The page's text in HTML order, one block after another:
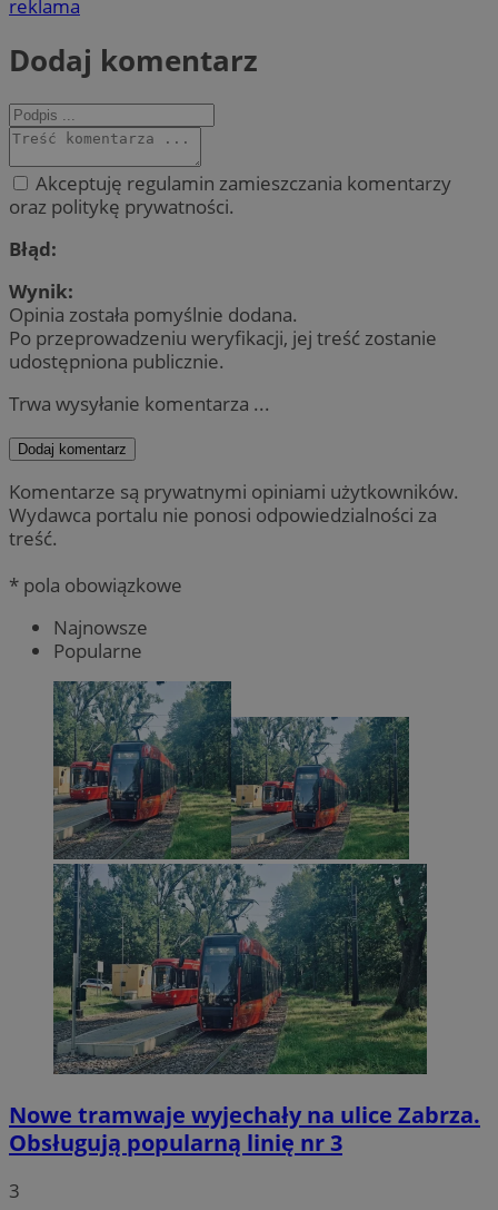
reklama
Dodaj komentarz
Akceptuję regulamin zamieszczania komentarzy
oraz politykę prywatności.
Błąd:
Wynik:
Opinia została pomyślnie dodana.
Po przeprowadzeniu weryfikacji, jej treść zostanie
udostępniona publicznie.
Trwa wysyłanie komentarza ...
Dodaj komentarz
Komentarze są prywatnymi opiniami użytkowników.
Wydawca portalu nie ponosi odpowiedzialności za
treść.
* pola obowiązkowe
Najnowsze
Popularne
Nowe tramwaje wyjechały na ulice Zabrza.
Obsługują popularną linię nr 3
3